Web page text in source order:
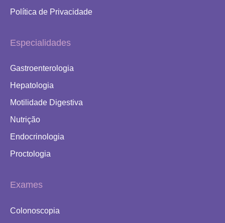
Política de Privacidade
Especialidades
Gastroenterologia
Hepatologia
Motilidade Digestiva
Nutrição
Endocrinologia
Proctologia
Exames
Colonoscopia